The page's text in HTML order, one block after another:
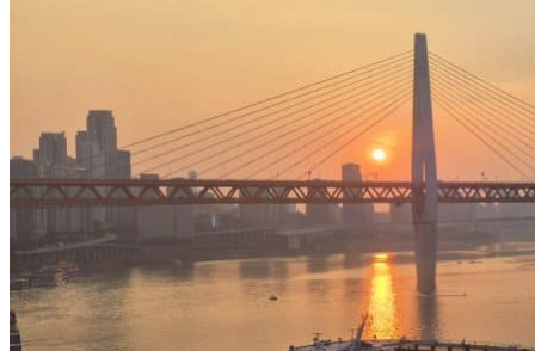
Xinjiang 新疆
Kashgar
Turpan
Sud Est
Canton 广州
Fujian 福建
Hong Kong 香港
Hunan 湖南
Ile d’Hainan 海南